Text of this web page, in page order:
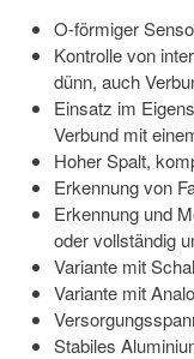
O-förmiger
Kontrolle von
dünn, auch
Einsatz im
Verbund mit
Hoher Spalt,
Erkennung von
Erkennung und
oder vollständig
Variante mit
Variante mit
Stabiles